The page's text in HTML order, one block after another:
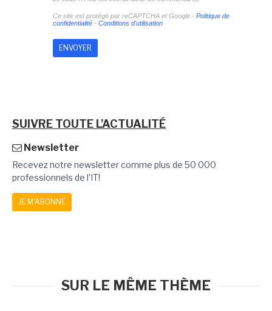
Ce site est protégé par reCAPTCHA et Google - Politique de
confidentialité- Conditions d'utilisation
SUIVRE TOUTE L'ACTUALITÉ
Newsletter
Recevez notre newsletter comme plus de 50 000
professionnels de l'IT!
JE M'ABONNE
SUR LE MÊME THÈME